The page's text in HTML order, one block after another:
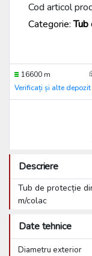
Cod articol
Categorie:Tub
16600 m
Verificați și alte depozit
Descriere
Tub de protecție
m/colac
Date tehnice
Diametru exterior